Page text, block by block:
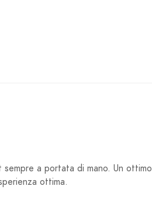
a portata di mano. Un ottimo
ottima.